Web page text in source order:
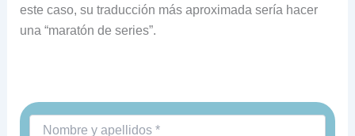
este caso, su traducción más aproximada sería hacer
una “maratón de series”.